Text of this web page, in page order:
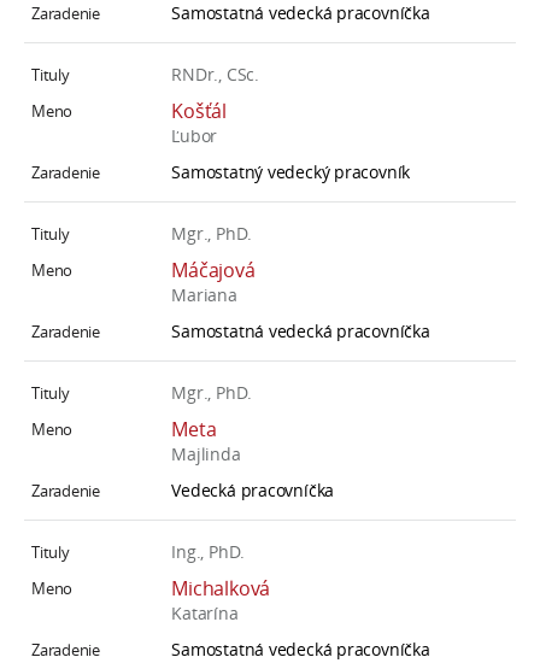
Samostatná vedecká pracovníčka
RNDr., CSc.
Košťál
Ľubor
Samostatný vedecký pracovník
Mgr., PhD.
Máčajová
Mariana
Samostatná vedecká pracovníčka
Mgr., PhD.
Meta
Majlinda
Vedecká pracovníčka
Ing., PhD.
Michalková
Katarína
Samostatná vedecká pracovníčka